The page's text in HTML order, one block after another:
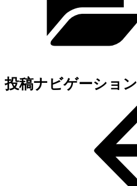
投稿ナビゲーション